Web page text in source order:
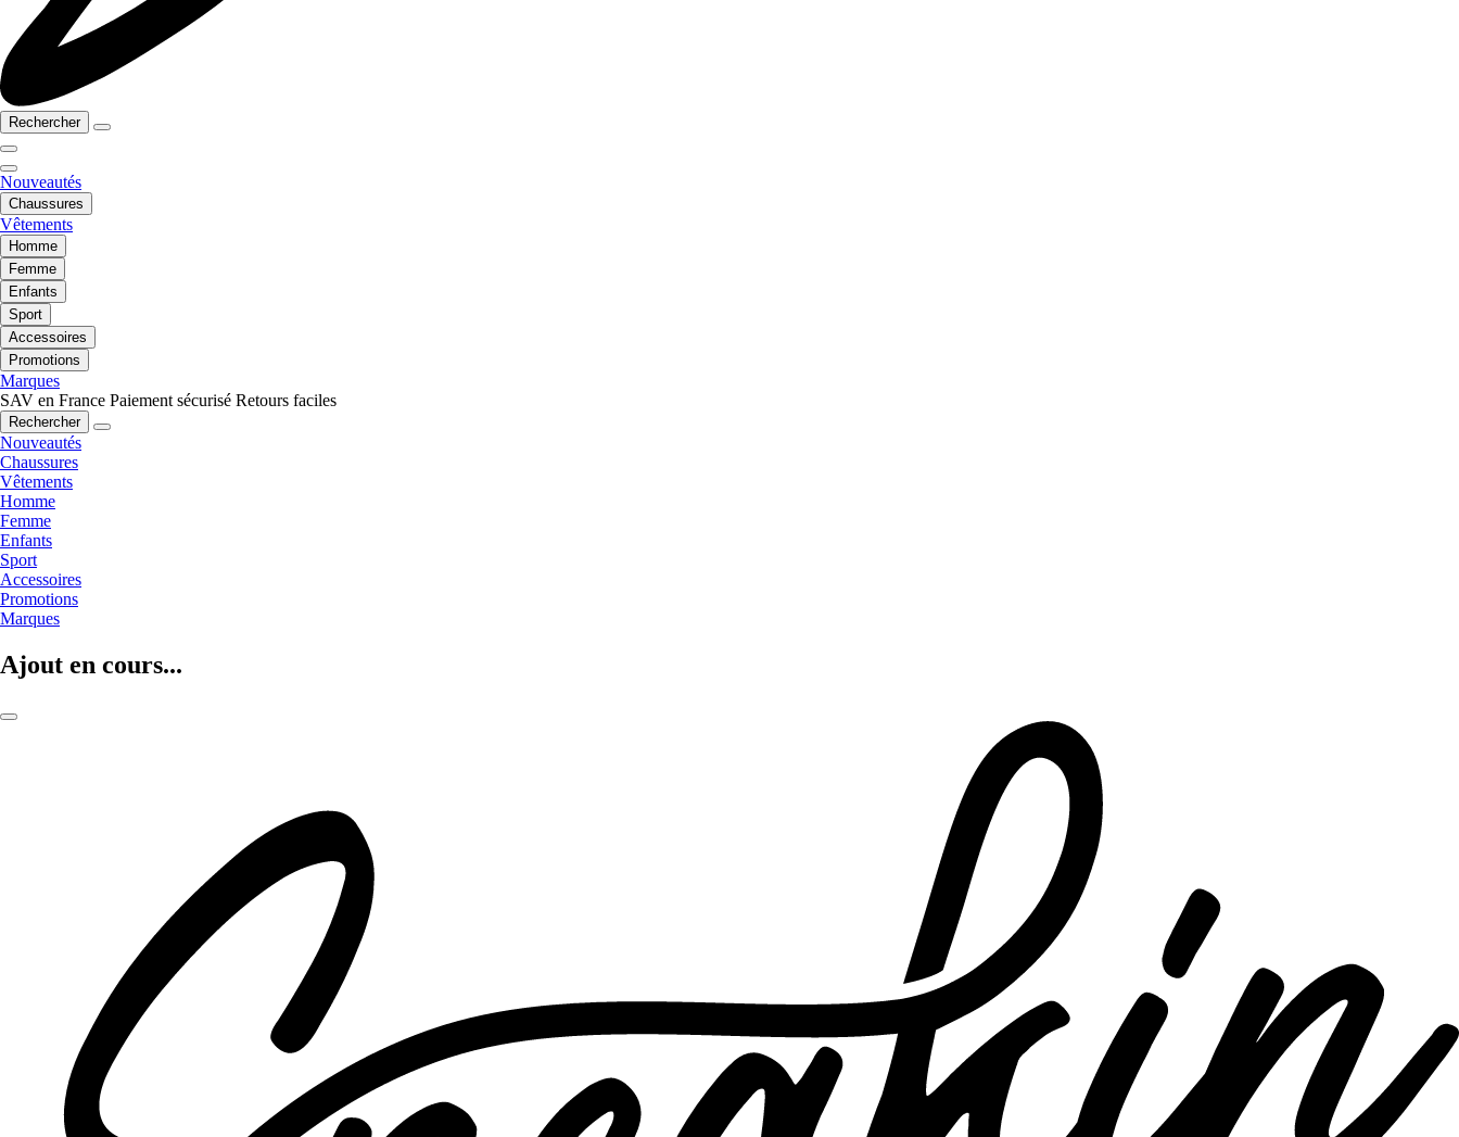
Rechercher
Nouveautés
Chaussures
Vêtements
Homme
Femme
Enfants
Sport
Accessoires
Promotions
Marques
SAV en France Paiement sécurisé Retours faciles
Rechercher
Nouveautés
Chaussures
Vêtements
Homme
Femme
Enfants
Sport
Accessoires
Promotions
Marques
Ajout en cours...